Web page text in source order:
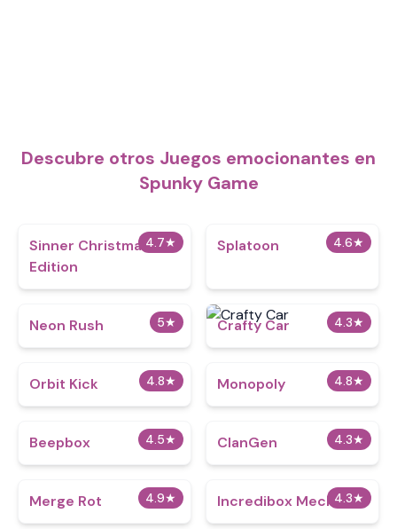
Descubre otros Juegos emocionantes en
Spunky Game
4.7★
Sinner Christmas
Edition
4.6★
Splatoon
5★
Neon Rush 4.3★
Crafty Car
4.8★
Orbit Kick 4.8★
Monopoly
4.5★
Beepbox 4.3★
ClanGen
4.9★
Merge Rot 4.3★
Incredibox Mechanic